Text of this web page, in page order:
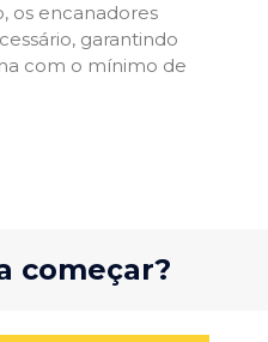
os encanadores
garantindo
com o mínimo de
começar?